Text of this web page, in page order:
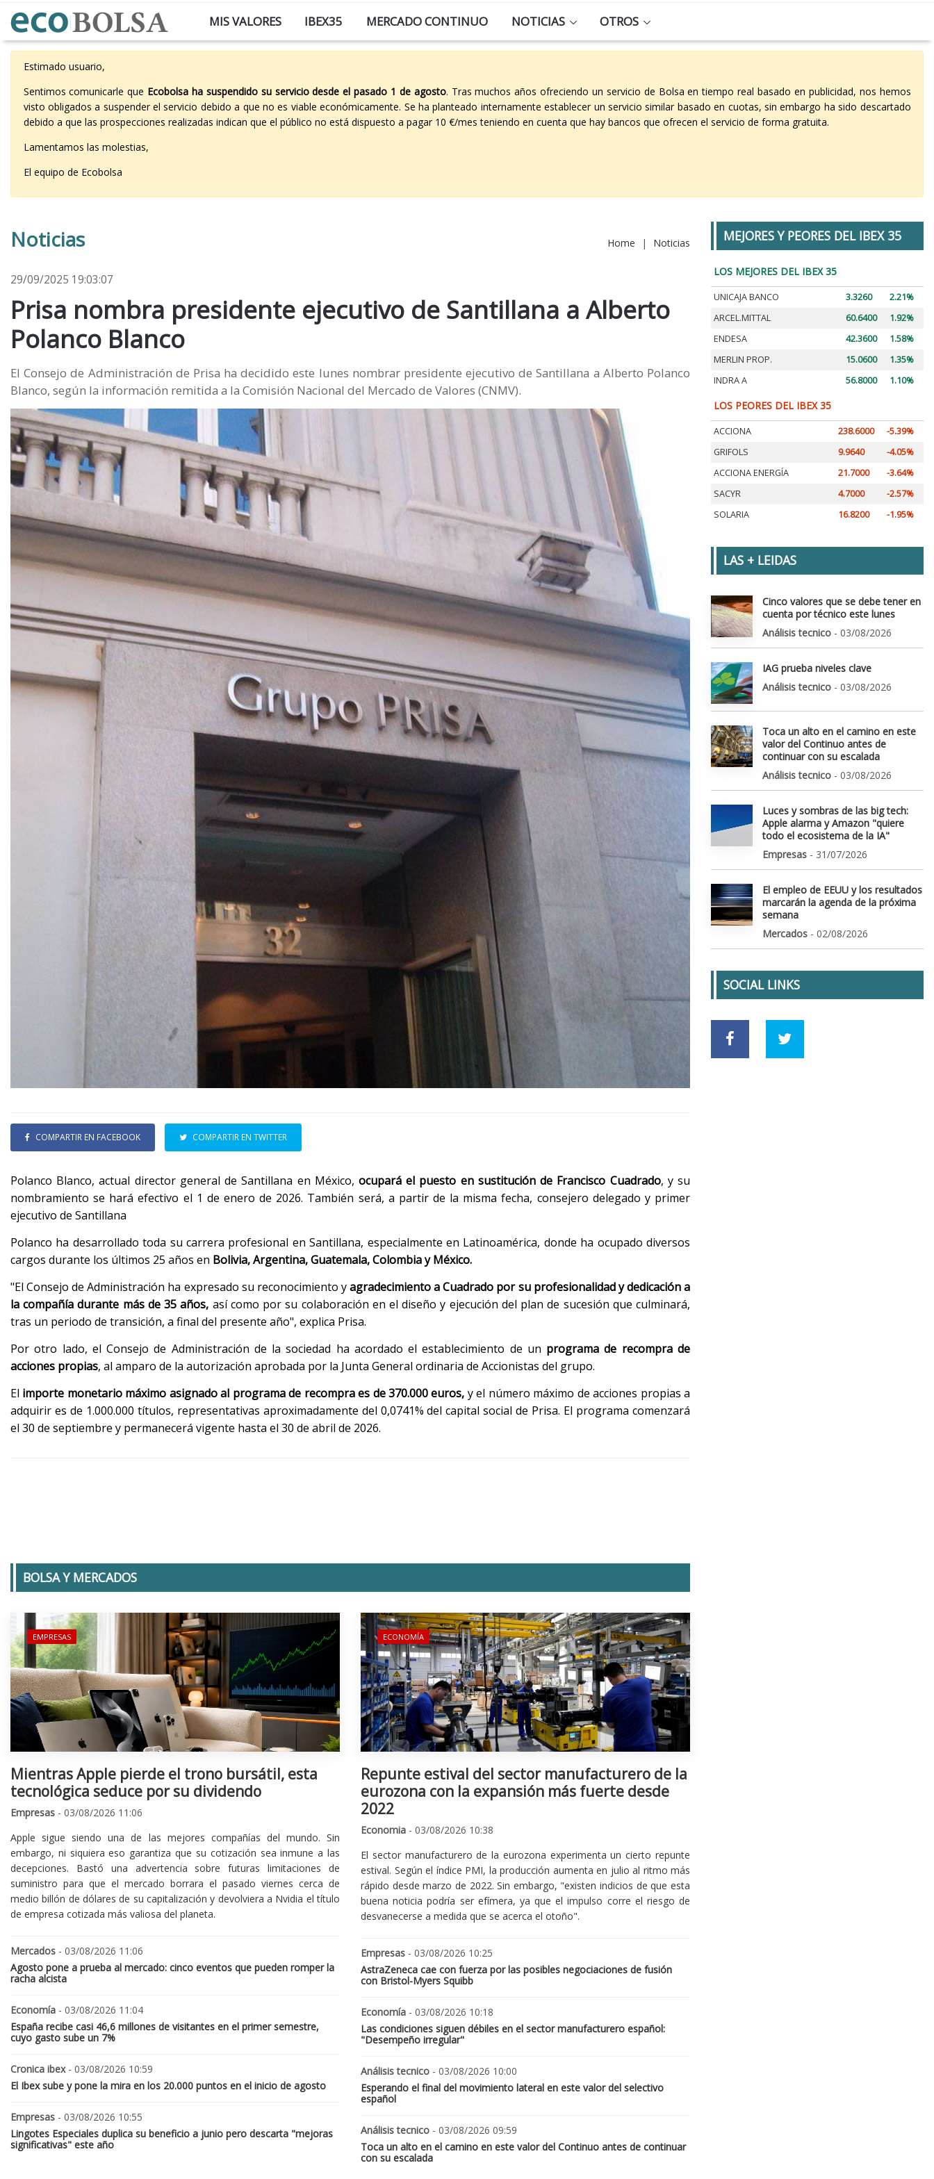
MIS VALORES IBEX35 MERCADO CONTINUO NOTICIAS OTROS
Estimado usuario,
Sentimos comunicarle que Ecobolsa ha suspendido su servicio desde el pasado 1 de agosto. Tras muchos años ofreciendo un servicio de Bolsa en tiempo real basado en publicidad, nos hemos
visto obligados a suspender el servicio debido a que no es viable económicamente. Se ha planteado internamente establecer un servicio similar basado en cuotas, sin embargo ha sido descartado
debido a que las prospecciones realizadas indican que el público no está dispuesto a pagar 10 €/mes teniendo en cuenta que hay bancos que ofrecen el servicio de forma gratuita.
Lamentamos las molestias,
El equipo de Ecobolsa
Noticias Home | Noticias
29/09/2025 19:03:07
Prisa nombra presidente ejecutivo de Santillana a Alberto
Polanco Blanco
El Consejo de Administración de Prisa ha decidido este lunes nombrar presidente ejecutivo de Santillana a Alberto Polanco
Blanco, según la información remitida a la Comisión Nacional del Mercado de Valores (CNMV).
COMPARTIR EN FACEBOOK COMPARTIR EN TWITTER
Polanco Blanco, actual director general de Santillana en México, ocupará el puesto en sustitución de Francisco Cuadrado, y su
nombramiento se hará efectivo el 1 de enero de 2026. También será, a partir de la misma fecha, consejero delegado y primer
ejecutivo de Santillana
Polanco ha desarrollado toda su carrera profesional en Santillana, especialmente en Latinoamérica, donde ha ocupado diversos
cargos durante los últimos 25 años en Bolivia, Argentina, Guatemala, Colombia y México.
"El Consejo de Administración ha expresado su reconocimiento yagradecimiento a Cuadrado por su profesionalidad y dedicación a
la compañía durante más de 35 años, así como por su colaboración en el diseño y ejecución del plan de sucesión que culminará,
tras un periodo de transición, a final del presente año", explica Prisa.
Por otro lado, el Consejo de Administración de la sociedad ha acordado el establecimiento de un programa de recompra de
acciones propias, al amparo de la autorización aprobada por la Junta General ordinaria de Accionistas del grupo.
El importe monetario máximo asignado al programa de recompra es de 370.000 euros, y el número máximo de acciones propias a
adquirir es de 1.000.000 títulos, representativas aproximadamente del 0,0741% del capital social de Prisa. El programa comenzará
el 30 de septiembre y permanecerá vigente hasta el 30 de abril de 2026.
BOLSA Y MERCADOS
EMPRESAS
Mientras Apple pierde el trono bursátil, esta
tecnológica seduce por su dividendo
Empresas - 03/08/2026 11:06
Apple sigue siendo una de las mejores compañías del mundo. Sin
embargo, ni siquiera eso garantiza que su cotización sea inmune a las
decepciones. Bastó una advertencia sobre futuras limitaciones de
suministro para que el mercado borrara el pasado viernes cerca de
medio billón de dólares de su capitalización y devolviera a Nvidia el título
de empresa cotizada más valiosa del planeta.
Mercados - 03/08/2026 11:06
Agosto pone a prueba al mercado: cinco eventos que pueden romper la
racha alcista
Economía - 03/08/2026 11:04
España recibe casi 46,6 millones de visitantes en el primer semestre,
cuyo gasto sube un 7%
Cronica ibex- 03/08/2026 10:59
El Ibex sube y pone la mira en los 20.000 puntos en el inicio de agosto
Empresas - 03/08/2026 10:55
Lingotes Especiales duplica su beneficio a junio pero descarta "mejoras
significativas" este año
ECONOMÍA
Repunte estival del sector manufacturero de la
eurozona con la expansión más fuerte desde
2022
Economia - 03/08/2026 10:38
El sector manufacturero de la eurozona experimenta un cierto repunte
estival. Según el índice PMI, la producción aumenta en julio al ritmo más
rápido desde marzo de 2022. Sin embargo, "existen indicios de que esta
buena noticia podría ser efímera, ya que el impulso corre el riesgo de
desvanecerse a medida que se acerca el otoño".
Empresas - 03/08/2026 10:25
AstraZeneca cae con fuerza por las posibles negociaciones de fusión
con Bristol-Myers Squibb
Economía - 03/08/2026 10:18
Las condiciones siguen débiles en el sector manufacturero español:
"Desempeño irregular"
Análisis tecnico - 03/08/2026 10:00
Esperando el final del movimiento lateral en este valor del selectivo
español
Análisis tecnico - 03/08/2026 09:59
Toca un alto en el camino en este valor del Continuo antes de continuar
con su escalada
MEJORES Y PEORES DEL IBEX 35
LOS MEJORES DEL IBEX 35
UNICAJA BANCO 3.3260
2.21%
ARCEL.MITTAL
60.6400
1.92%
ENDESA
42.3600
1.58%
MERLIN PROP.
15.0600
1.35%
INDRA A
56.8000 1.10%
LOS PEORES DEL IBEX 35
ACCIONA 238.6000
-5.39%
GRIFOLS
9.9640
-4.05%
ACCIONA ENERGÍA
21.7000
-3.64%
SACYR
4.7000
-2.57%
SOLARIA
16.8200 -1.95%
LAS + LEIDAS
Cinco valores que se debe tener en
cuenta por técnico este lunes
Análisis tecnico - 03/08/2026
IAG prueba niveles clave
Análisis tecnico - 03/08/2026
Toca un alto en el camino en este
valor del Continuo antes de
continuar con su escalada
Análisis tecnico - 03/08/2026
Luces y sombras de las big tech:
Apple alarma y Amazon "quiere
todo el ecosistema de la IA"
Empresas - 31/07/2026
El empleo de EEUU y los resultados
marcarán la agenda de la próxima
semana
Mercados - 02/08/2026
SOCIAL LINKS